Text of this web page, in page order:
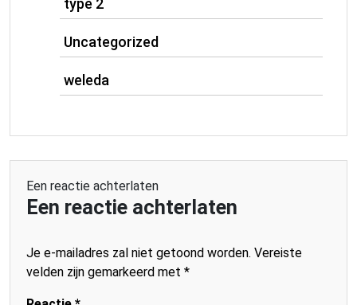
type 2
Uncategorized
weleda
Een reactie achterlaten
Een reactie achterlaten
Je e-mailadres zal niet getoond worden. Vereiste
velden zijn gemarkeerd met *